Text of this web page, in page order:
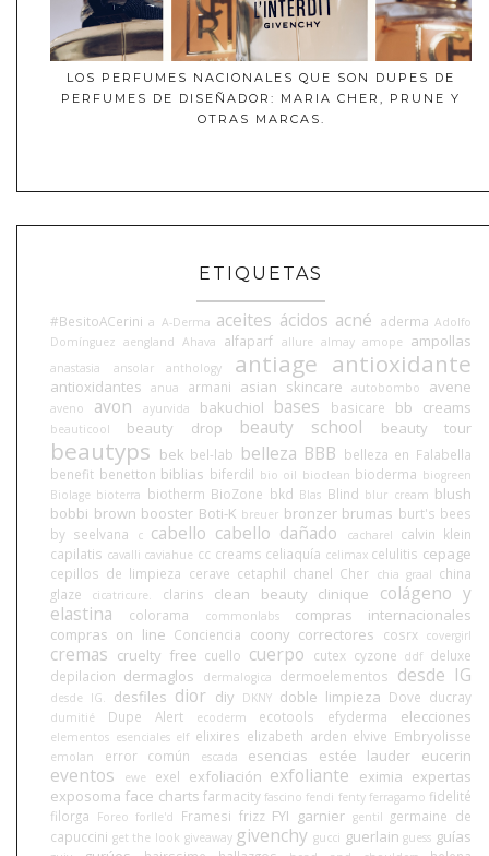
LOS PERFUMES NACIONALES QUE SON DUPES DE
PERFUMES DE DISEÑADOR: MARIA CHER, PRUNE Y
OTRAS MARCAS.
ETIQUETAS
#BesitoACerini a A-Derma aceites ácidos acné aderma Adolfo
Domínguez aengland Ahava alfaparf allure almay amope ampollas
anastasia ansolar anthology antiage antioxidante
antioxidantes anua armani asian skincare autobombo avene
aveno avon ayurvida bakuchiol bases basicare bb creams
beauticool beauty drop beauty school beauty tour
beautyps bek bel-lab belleza BBB belleza en Falabella
benefit benetton biblias biferdil bio oil bioclean bioderma biogreen
Biolage bioterra biotherm BioZone bkd Blas Blind blur cream blush
bobbi brown booster Boti-K breuer bronzer brumas burt's bees
by seelvana
c cabello cabello dañado cacharel
calvin klein
capilatis cavalli caviahue cc creams celiaquía celimax celulitis cepage
cepillos de limpieza cerave cetaphil chanel Cher chia graal china
glaze
cicatricure. clarins clean beauty clinique
colágeno y
elastina
colorama commonlabs
compras internacionales
compras on line Conciencia coony correctores cosrx covergirl
cremas cruelty free cuello cuerpo cutex cyzone ddf deluxe
depilacion dermaglos dermalogica dermoelementos desde IG
desde IG. desfiles dior diy DKNY doble limpieza Dove ducray
dumitié Dupe Alert ecoderm ecotools efyderma elecciones
elementos esenciales elf elixires elizabeth arden elvive Embryolisse
emolan error común escada esencias estée lauder eucerin
eventos ewe exel exfoliación exfoliante eximia expertas
exposoma face charts farmacity fascino fendi fenty ferragamo fidelité
filorga
Foreo forlle'd Framesi frizz FYI garnier gentil germaine de
capuccini get the look giveaway givenchy gucci guerlain guess guías